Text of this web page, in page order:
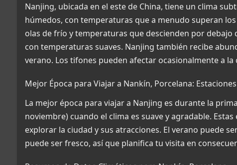
Nanjing, ubicada en el este de China, tiene un clima
húmedos, con temperaturas que a menudo superan
olas de frío y temperaturas que descienden por
con temperaturas suaves. Nanjing también recibe
verano. Los tifones pueden afectar ocasionalmente a la
Mejor Época para Viajar a Nankín, Porcelana:
La mejor época para viajar a Nanjing es durante la
noviembre) cuando el clima es suave y agradable.
explorar la ciudad y sus atracciones. El verano puede
puede ser fresco, así que planifica tu visita en